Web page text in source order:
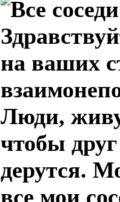
на ваших
Люди,
чтобы
дерутся.
все мои